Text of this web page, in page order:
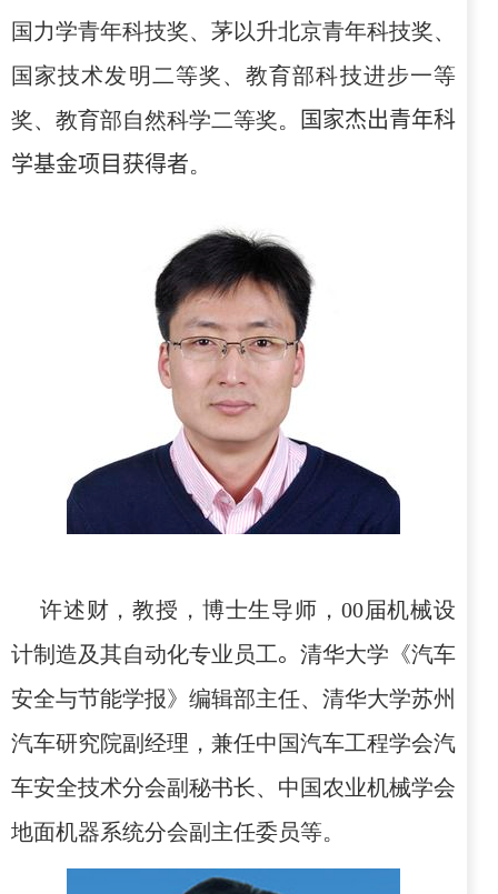
国力学青年科技奖、茅以升北京青年科技奖、
国家技术发明二等奖、教育部科技进步一等
奖、教育部自然科学二等奖。
国家杰出青年科
学基金项目获得者。
许述财，教授，博士生导师， 00届机械设
计制造及其自动化专业员工。 清华大学《汽车
安全与节能学报》编辑部主任、清华大学苏州
汽车研究院副经理，兼任中国汽车工程学会汽
车安全技术分会副秘书长、中国农业机械学会
地面机器系统分会副主任委员等。